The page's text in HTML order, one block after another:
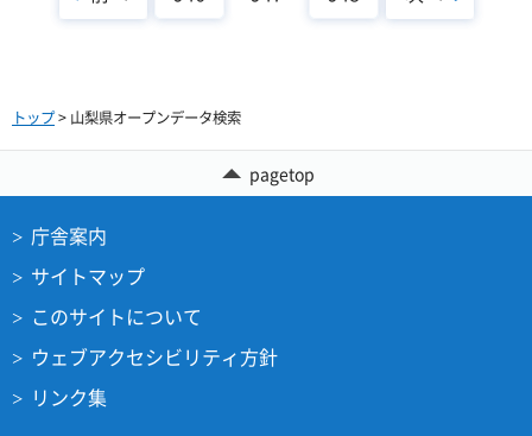
トップ> 山梨県オープンデータ検索
pagetop
庁舎案内
サイトマップ
このサイトについて
ウェブアクセシビリティ方針
リンク集